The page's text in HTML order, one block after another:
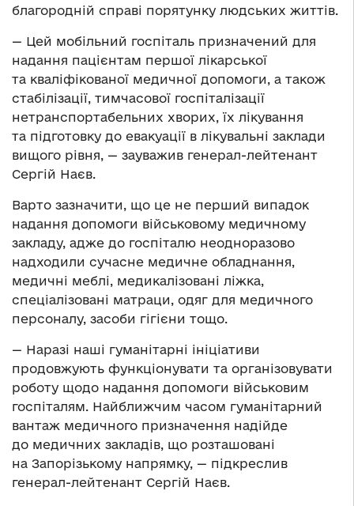
благородній справі порятунку людських життів.
— Цей мобільний госпіталь призначений для
надання пацієнтам першої лікарської
та кваліфікованої медичної допомоги, а також
стабілізації, тимчасової госпіталізації
нетранспортабельних хворих, їх лікування
та підготовку до евакуації в лікувальні заклади
вищого рівня, — зауважив генерал-лейтенант
Сергій Наєв.
Варто зазначити, що це не перший випадок
надання допомоги військовому медичному
закладу, адже до госпіталю неодноразово
надходили сучасне медичне обладнання,
медичні меблі, медикалізовані ліжка,
спеціалізовані матраци, одяг для медичного
персоналу, засоби гігієни тощо.
— Наразі наші гуманітарні ініціативи
продовжують функціонувати та організовувати
роботу щодо надання допомоги військовим
госпіталям. Найближчим часом гуманітарний
вантаж медичного призначення надійде
до медичних закладів, що розташовані
на Запорізькому напрямку, — підкреслив
генерал-лейтенант Сергій Наєв.